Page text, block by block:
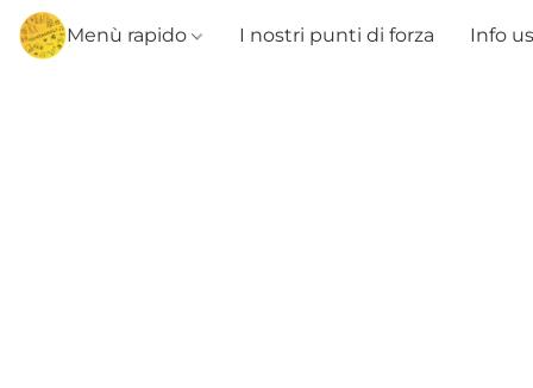
Menù rapido I nostri punti di forza Info